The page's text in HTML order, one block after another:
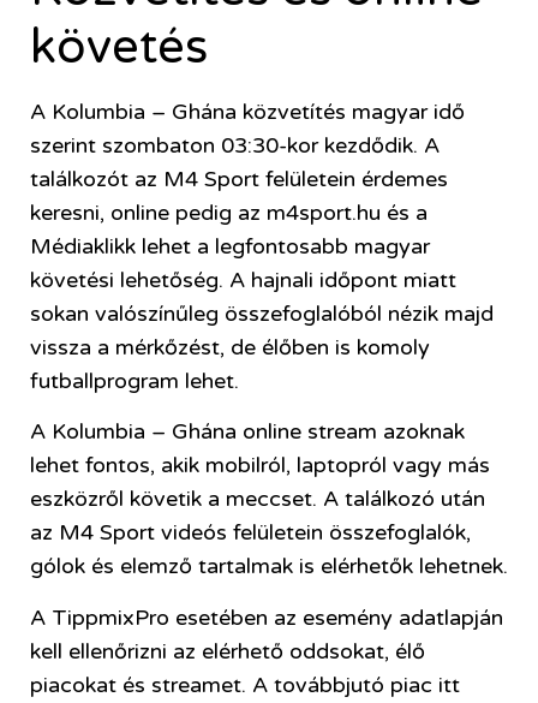
követés
A Kolumbia – Ghána közvetítés magyar idő
szerint szombaton 03:30-kor kezdődik. A
találkozót az M4 Sport felületein érdemes
keresni, online pedig az m4sport.hu és a
Médiaklikk lehet a legfontosabb magyar
követési lehetőség. A hajnali időpont miatt
sokan valószínűleg összefoglalóból nézik majd
vissza a mérkőzést, de élőben is komoly
futballprogram lehet.
A Kolumbia – Ghána online stream azoknak
lehet fontos, akik mobilról, laptopról vagy más
eszközről követik a meccset. A találkozó után
az M4 Sport videós felületein összefoglalók,
gólok és elemző tartalmak is elérhetők lehetnek.
A TippmixPro esetében az esemény adatlapján
kell ellenőrizni az elérhető oddsokat, élő
piacokat és streamet. A továbbjutó piac itt